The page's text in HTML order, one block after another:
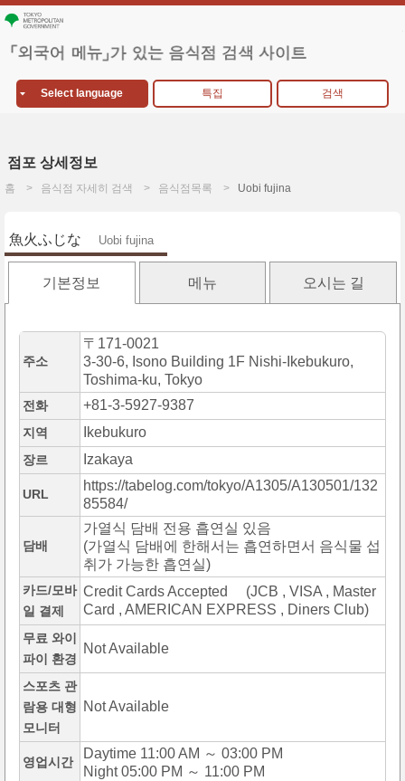
Select language 특집 검색
점포 상세정보
홈 음식점 자세히 검색 음식점목록 Uobi fujina
魚火ふじな Uobi fujina
기본정보 메뉴 오시는 길
주소
〒171-0021
3-30-6, Isono Building 1F Nishi-Ikebukuro,
Toshima-ku, Tokyo
전화 +81-3-5927-9387
지역 Ikebukuro
장르 Izakaya
URL
https://tabelog.com/tokyo/A1305/A130501/132
85584/
담배
가열식 담배 전용 흡연실 있음
(가열식 담배에 한해서는 흡연하면서 음식물 섭
취가 가능한 흡연실)
카드/모바
일 결제
Credit Cards Accepted (JCB , VISA , Master
Card , AMERICAN EXPRESS , Diners Club)
무료 와이
파이 환경
Not Available
스포츠 관
람용 대형
모니터
Not Available
영업시간
Daytime 11:00 AM ～ 03:00 PM
Night 05:00 PM ～ 11:00 PM